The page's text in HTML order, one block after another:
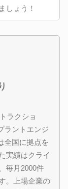
しょう！
ラクショ
ラントエンジ
全国に拠点を
実績はクライ
毎月2000件
。上場企業の